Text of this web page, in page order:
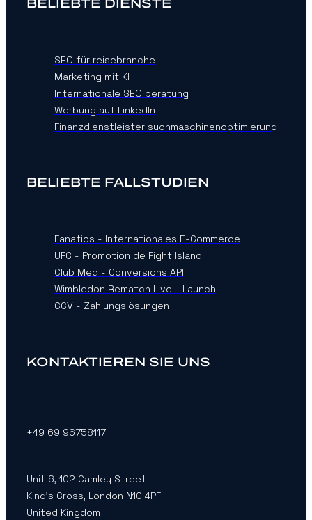
BELIEBTE DIENSTE
SEO für reisebranche
Marketing mit KI
Internationale SEO beratung
Werbung auf LinkedIn
Finanzdienstleister suchmaschinenoptimierung
BELIEBTE FALLSTUDIEN
Fanatics - Internationales E-Commerce
UFC - Promotion de Fight Island
Club Med - Conversions API
Wimbledon Rematch Live - Launch
CCV - Zahlungslösungen
KONTAKTIEREN SIE UNS
+49 69 96758117
Unit 6, 102 Camley Street
King’s Cross, London N1C 4PF
United Kingdom